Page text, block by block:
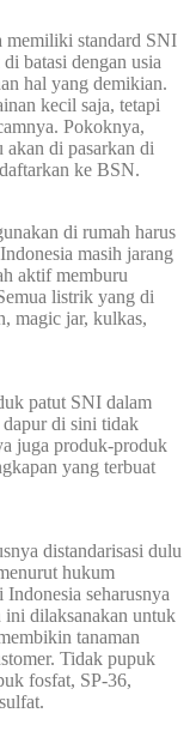
memiliki standard SNI
batasi dengan usia
hal yang demikian.
kecil saja, tetapi
Pokoknya,
akan di pasarkan di
ke BSN.
di rumah harus
masih jarang
aktif memburu
listrik yang di
magic jar, kulkas,
patut SNI dalam
di sini tidak
juga produk-produk
yang terbuat
distandarisasi dulu
hukum
seharusnya
dilaksanakan untuk
tanaman
Tidak pupuk
fosfat, SP-36,